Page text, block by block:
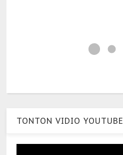
TONTON VIDIO YOUTUBE